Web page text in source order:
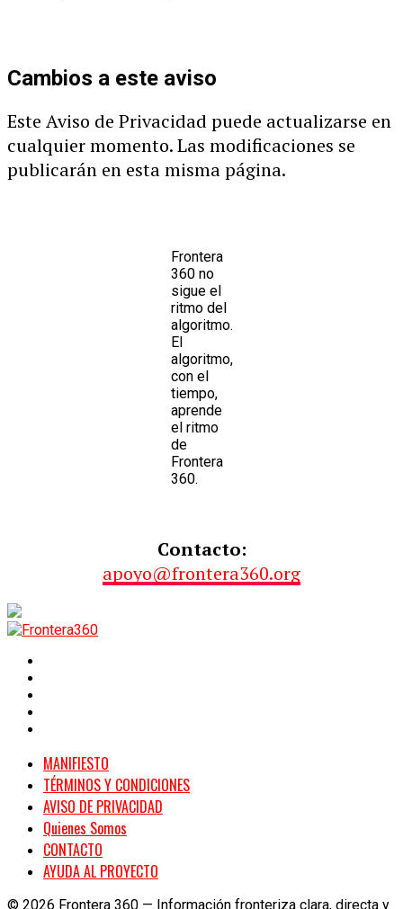
Cambios a este aviso
Este Aviso de Privacidad puede actualizarse en
cualquier momento. Las modificaciones se
publicarán en esta misma página.
Frontera
360 no
sigue el
ritmo del
algoritmo.
El
algoritmo,
con el
tiempo,
aprende
el ritmo
de
Frontera
360.
Contacto:
apoyo@frontera360.org
MANIFIESTO
TÉRMINOS Y CONDICIONES
AVISO DE PRIVACIDAD
Quienes Somos
CONTACTO
AYUDA AL PROYECTO
© 2026 Frontera 360 — Información fronteriza clara, directa y